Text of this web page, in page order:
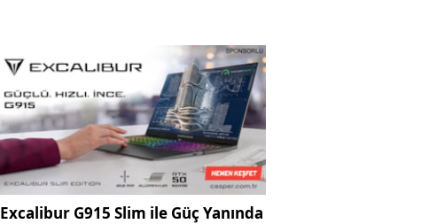
Excalibur G915 Slim ile Güç Yanında